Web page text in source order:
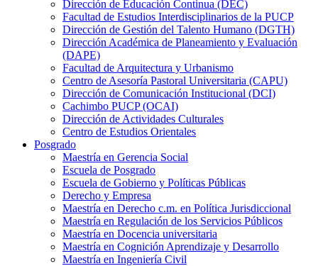
Dirección de Educación Continua (DEC)
Facultad de Estudios Interdisciplinarios de la PUCP
Dirección de Gestión del Talento Humano (DGTH)
Dirección Académica de Planeamiento y Evaluación
(DAPE)
Facultad de Arquitectura y Urbanismo
Centro de Asesoría Pastoral Universitaria (CAPU)
Dirección de Comunicación Institucional (DCI)
Cachimbo PUCP (OCAI)
Dirección de Actividades Culturales
Centro de Estudios Orientales
Posgrado
Maestría en Gerencia Social
Escuela de Posgrado
Escuela de Gobierno y Políticas Públicas
Derecho y Empresa
Maestría en Derecho c.m. en Política Jurisdiccional
Maestría en Regulación de los Servicios Públicos
Maestría en Docencia universitaria
Maestría en Cognición Aprendizaje y Desarrollo
Maestría en Ingeniería Civil